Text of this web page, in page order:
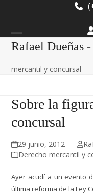
content
Rafael Dueñas
Open
Close
mercantil y concursal
Sobre la
concursal
29 junio, 2012
Derecho mercantil y
Ayer acudí a un evento
última reforma de la Ley